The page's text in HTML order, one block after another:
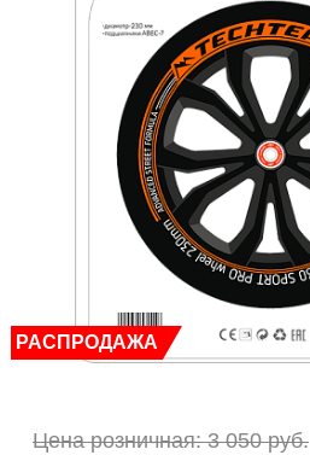
РАСПРОДАЖА
Цена розничная: 3 050 руб.